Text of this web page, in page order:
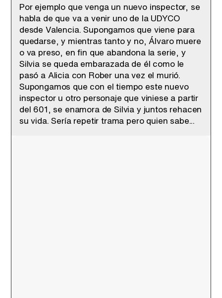
Por ejemplo que venga un nuevo inspector, se
habla de que va a venir uno de la UDYCO
desde Valencia. Supongamos que viene para
quedarse, y mientras tanto y no, Álvaro muere
o va preso, en fin que abandona la serie, y
Silvia se queda embarazada de él como le
pasó a Alicia con Rober una vez el murió.
Supongamos que con el tiempo este nuevo
inspector u otro personaje que viniese a partir
del 601, se enamora de Silvia y juntos rehacen
su vida. Sería repetir trama pero quien sabe...